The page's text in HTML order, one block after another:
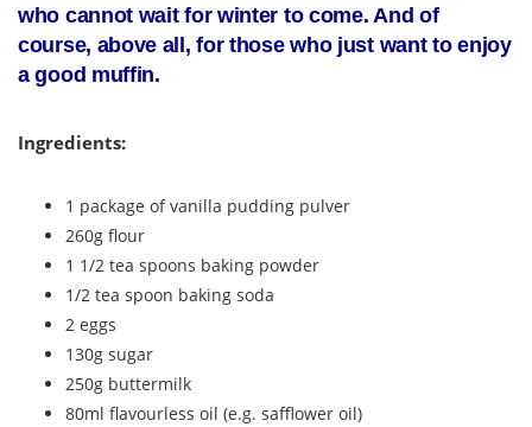
who cannot wait for winter to come. And of
course, above all, for those who just want to enjoy
a good muffin.
Ingredients:
1 package of vanilla pudding pulver
260g flour
1 1/2 tea spoons baking powder
1/2 tea spoon baking soda
2 eggs
130g sugar
250g buttermilk
80ml flavourless oil (e.g. safflower oil)